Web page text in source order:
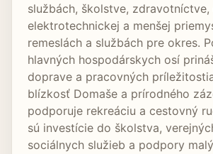
službách, školstve, zdravotníctve,
elektrotechnickej a menšej
remeslách a službách pre okres.
hlavných hospodárskych osí
doprave a pracovných
blízkosť Domaše a prírodného
podporuje rekreáciu a cestovný
sú investície do školstva,
sociálnych služieb a podpory